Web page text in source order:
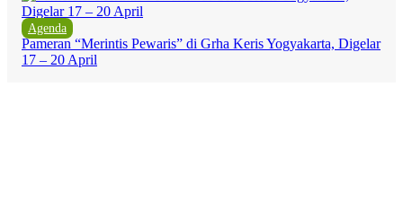
Agenda
Pameran “Merintis Pewaris” di Grha Keris Yogyakarta, Digelar
17 – 20 April